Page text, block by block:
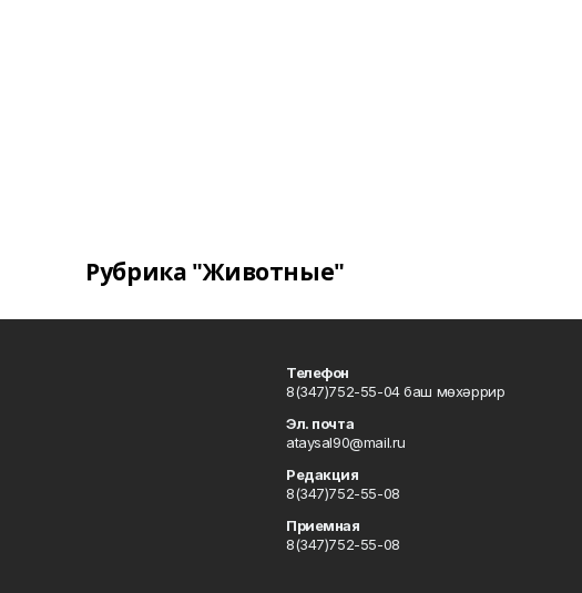
Рубрика "Животные"
Телефон
8(347)752-55-04 баш мөхәррир
Эл. почта
ataysal90@mail.ru
Редакция
8(347)752-55-08
Приемная
8(347)752-55-08